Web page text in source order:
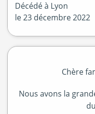
Décédé à Lyon
le23 décembre 2022
Chère
Nous avons la